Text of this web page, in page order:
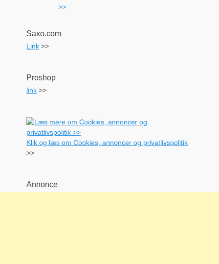
Saxo.com
Link >>
Proshop
link >>
Klik og læs om Cookies, annoncer og privatlivspolitik
>>
Annonce